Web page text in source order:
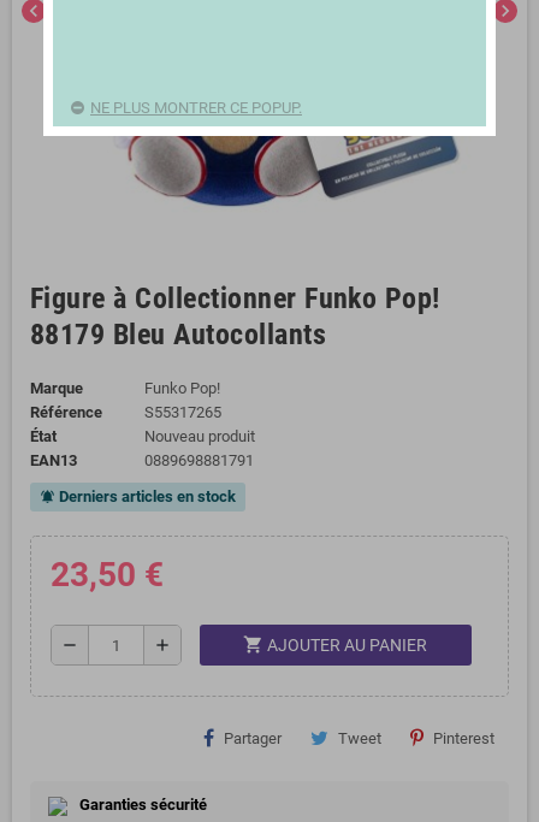
chevron_left chevron_right
Figure à Collectionner Funko Pop!
88179 Bleu Autocollants
Marque
Funko Pop!
Référence
S55317265
État
Nouveau produit
EAN13
0889698881791
notifications_active Derniers articles en stock
23,50 €
remove add shopping_cart AJOUTER AU PANIER
Partager Tweet Pinterest
Garanties sécurité
NE PLUS MONTRER CE POPUP.